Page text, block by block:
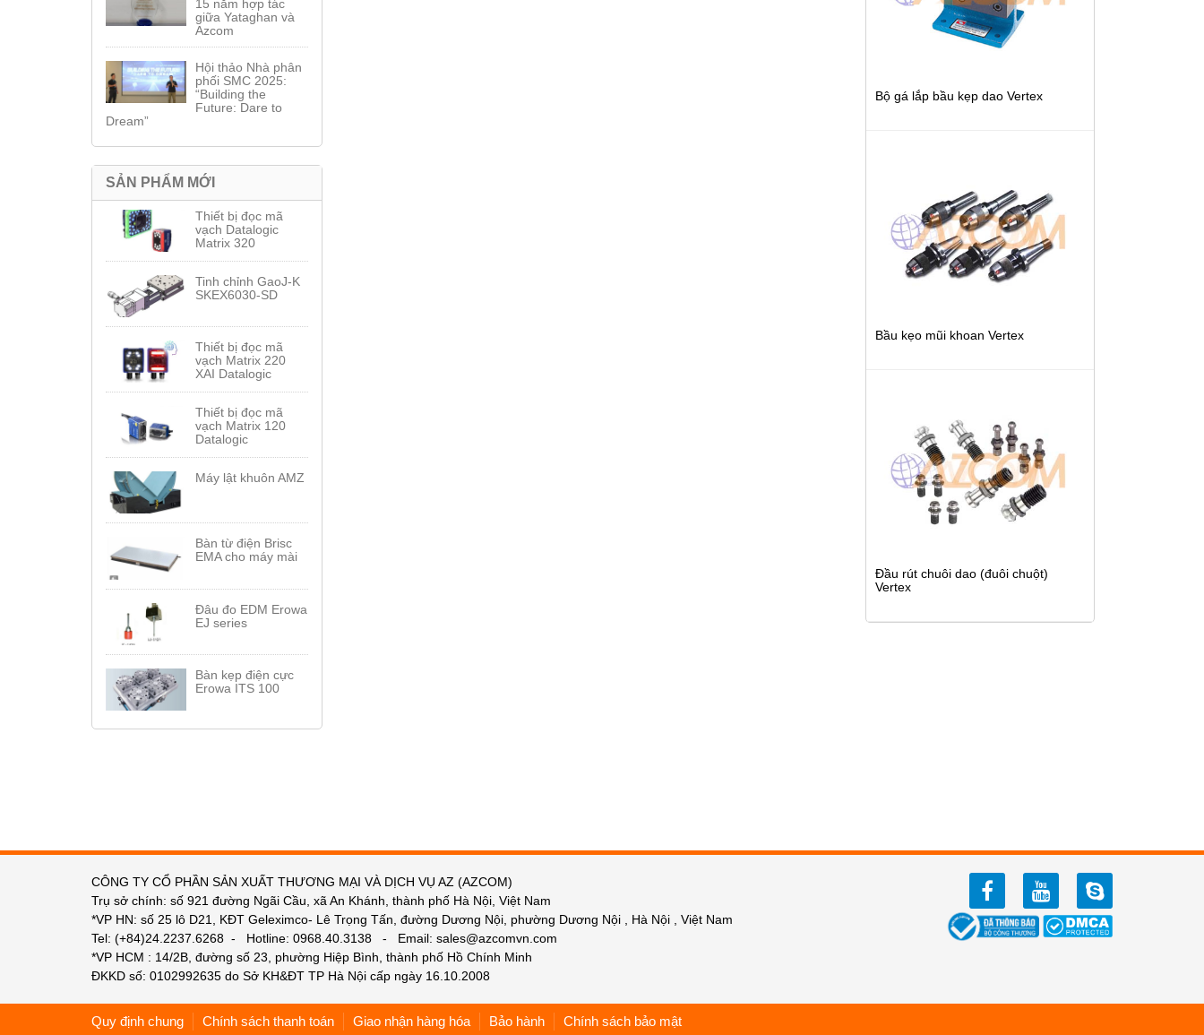
15 năm hợp tác
giữa Yataghan và
Azcom
Hội thảo Nhà phân
phối SMC 2025:
“Building the
Future: Dare to
Dream”
SẢN PHẨM MỚI
Thiết bị đọc mã
vạch Datalogic
Matrix 320
Tinh chỉnh GaoJ-K
SKEX6030-SD
Thiết bị đọc mã
vạch Matrix 220
XAI Datalogic
Thiết bị đọc mã
vạch Matrix 120
Datalogic
Máy lật khuôn AMZ
Bàn từ điện Brisc
EMA cho máy mài
Đâu đo EDM Erowa
EJ series
Bàn kẹp điện cực
Erowa ITS 100
Bộ gá lắp bầu kẹp dao Vertex
Bầu kẹo mũi khoan Vertex
Đầu rút chuôi dao (đuôi chuột)
Vertex
CÔNG TY CỔ PHẦN SẢN XUẤT THƯƠNG MẠI VÀ DỊCH VỤ AZ (AZCOM)
Trụ sở chính: số 921 đường Ngãi Cầu, xã An Khánh, thành phố Hà Nội, Việt Nam
*VP HN: số 25 lô D21, KĐT Geleximco- Lê Trọng Tấn, đường Dương Nội, phường Dương Nội , Hà Nội , Việt Nam
Tel: (+84)24.2237.6268 - Hotline: 0968.40.3138 - Email: sales@azcomvn.com
*VP HCM : 14/2B, đường số 23, phường Hiệp Bình, thành phố Hồ Chính Minh
ĐKKD số: 0102992635 do Sở KH&ĐT TP Hà Nội cấp ngày 16.10.2008
facebookyoutube zalo
Quy định chung Chính sách thanh toán Giao nhận hàng hóa Bảo hành Chính sách bảo mật